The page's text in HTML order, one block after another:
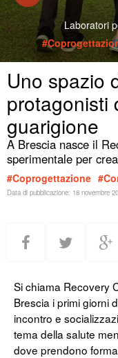
Laboratori
Uno spazio
protagonisti
guarigione
A Brescia nasce il
sperimentale per
#Coprogettazione
Data di pubblicazione: 18 novembre
Si chiama Recovery
Brescia i primi giorni
incontro e
tema della salute
dove prendono